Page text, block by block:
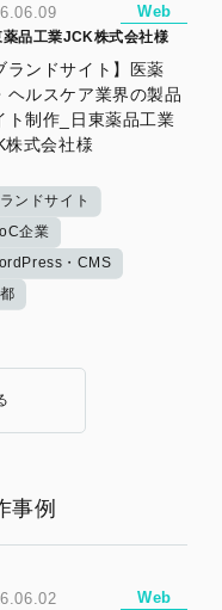
Web
薬品工業JCK株式会社様
ランドサイト】医薬
ヘルスケア業界の製品
ト制作_日東薬品工業
株式会社様
ンドサイト
企業
・CMS
事例
Web